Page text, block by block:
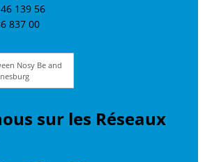
139 56
837 00
Nosy Be and
sur les Réseaux